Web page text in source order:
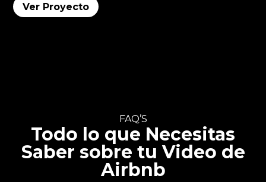
Ver Proyecto
FAQ’S
Todo lo que Necesitas
Saber sobre tu Video de
Airbnb